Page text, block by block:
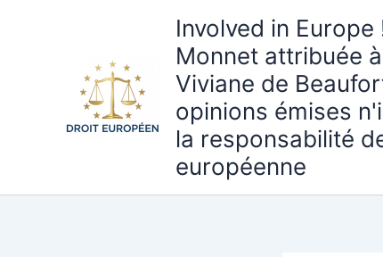
Involved in
Monnet attribuée
Viviane de
opinions émises
la responsabilité
européenne